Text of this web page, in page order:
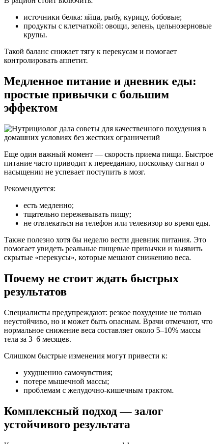
источники белка: яйца, рыбу, курицу, бобовые;
продукты с клетчаткой: овощи, зелень, цельнозерновые
крупы.
Такой баланс снижает тягу к перекусам и помогает
контролировать аппетит.
Медленное питание и дневник еды:
простые привычки с большим
эффектом
Еще один важный момент — скорость приема пищи. Быстрое
питание часто приводит к перееданию, поскольку сигнал о
насыщении не успевает поступить в мозг.
Рекомендуется:
есть медленно;
тщательно пережевывать пищу;
не отвлекаться на телефон или телевизор во время еды.
Также полезно хотя бы неделю вести дневник питания. Это
помогает увидеть реальные пищевые привычки и выявить
скрытые «перекусы», которые мешают снижению веса.
Почему не стоит ждать быстрых
результатов
Специалисты предупреждают: резкое похудение не только
неустойчиво, но и может быть опасным. Врачи отмечают, что
нормальное снижение веса составляет около 5–10% массы
тела за 3–6 месяцев.
Слишком быстрые изменения могут привести к:
ухудшению самочувствия;
потере мышечной массы;
проблемам с желудочно-кишечным трактом.
Комплексный подход — залог
устойчивого результата